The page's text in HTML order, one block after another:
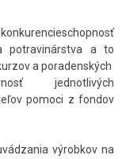
potravinárstva a to
a poradenských
jednotlivých
pomoci z fondov
výrobkov na